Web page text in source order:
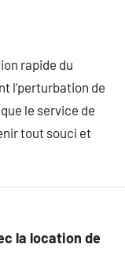
rapide du
l’perturbation de
le service de
tout souci et
la location de